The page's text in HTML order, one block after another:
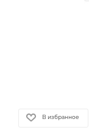
В избранное